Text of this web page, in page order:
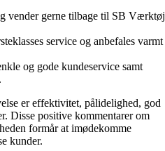
vender gerne tilbage til SB Værktøj
service og anbefales varmt
og gode kundeservice samt
er effektivitet, pålidelighed, god
Disse positive kommentarer om
formår at imødekomme
kunder.